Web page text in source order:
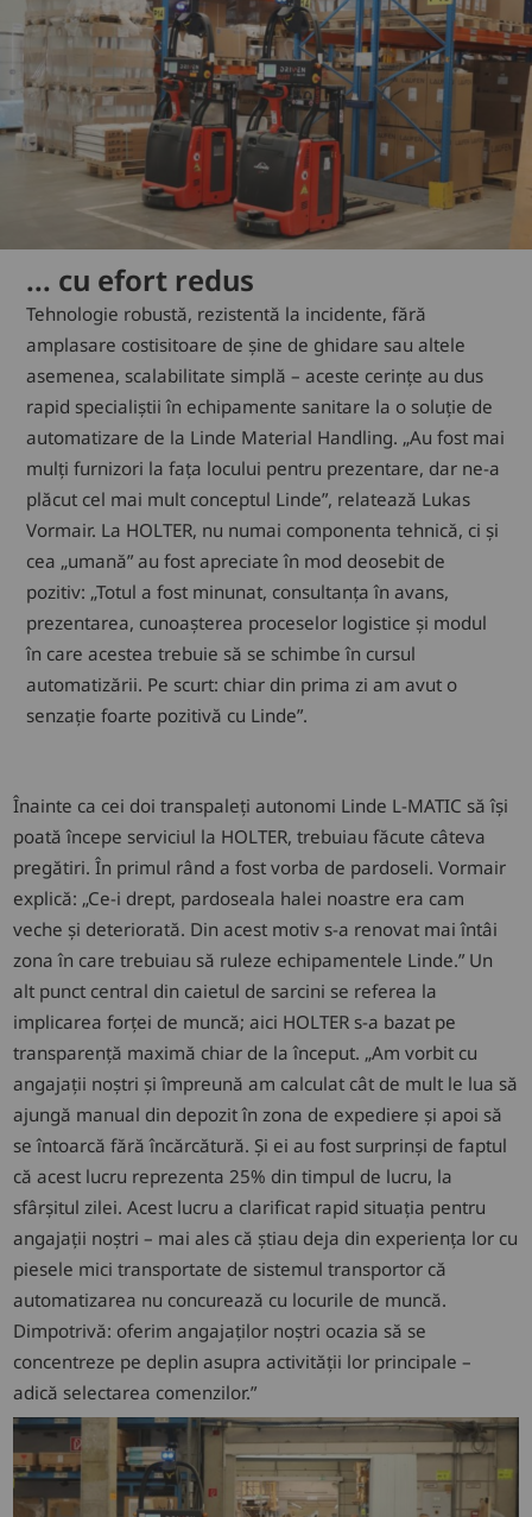
... cu efort redus
Tehnologie robustă, rezistentă la incidente, fără
amplasare costisitoare de șine de ghidare sau altele
asemenea, scalabilitate simplă – aceste cerințe au dus
rapid specialiștii în echipamente sanitare la o soluție de
automatizare de la Linde Material Handling. „Au fost mai
mulți furnizori la fața locului pentru prezentare, dar ne-a
plăcut cel mai mult conceptul Linde”, relatează Lukas
Vormair. La HOLTER, nu numai componenta tehnică, ci și
cea „umană” au fost apreciate în mod deosebit de
pozitiv: „Totul a fost minunat, consultanța în avans,
prezentarea, cunoașterea proceselor logistice și modul
în care acestea trebuie să se schimbe în cursul
automatizării. Pe scurt: chiar din prima zi am avut o
senzație foarte pozitivă cu Linde”.
Înainte ca cei doi transpaleți autonomi Linde L-MATIC să își
poată începe serviciul la HOLTER, trebuiau făcute câteva
pregătiri. În primul rând a fost vorba de pardoseli. Vormair
explică: „Ce-i drept, pardoseala halei noastre era cam
veche și deteriorată. Din acest motiv s-a renovat mai întâi
zona în care trebuiau să ruleze echipamentele Linde.” Un
alt punct central din caietul de sarcini se referea la
implicarea forței de muncă; aici HOLTER s-a bazat pe
transparență maximă chiar de la început. „Am vorbit cu
angajații noștri și împreună am calculat cât de mult le lua să
ajungă manual din depozit în zona de expediere și apoi să
se întoarcă fără încărcătură. Și ei au fost surprinși de faptul
că acest lucru reprezenta 25% din timpul de lucru, la
sfârșitul zilei. Acest lucru a clarificat rapid situația pentru
angajații noștri – mai ales că știau deja din experiența lor cu
piesele mici transportate de sistemul transportor că
automatizarea nu concurează cu locurile de muncă.
Dimpotrivă: oferim angajaților noștri ocazia să se
concentreze pe deplin asupra activității lor principale –
adică selectarea comenzilor.”